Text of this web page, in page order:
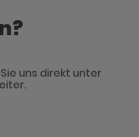
uns direkt unter